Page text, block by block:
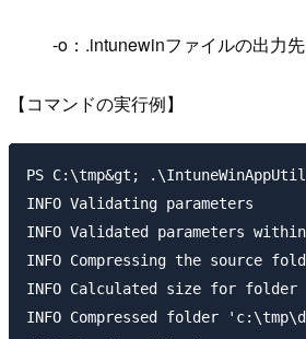
-o：.intunewinファイルの出力
【コマンドの実行例】
PS C:\tmp&gt;
INFO Validating parameters
INFO Validated parameters
INFO Compressing the source
INFO Calculated size for
INFO Compressed folder